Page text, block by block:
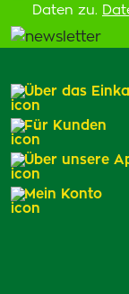
Daten zu.
Über das
Für Kunden
Über unsere
Mein Konto